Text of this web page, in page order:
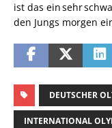
ist das ein sehr
den Jungs morgen
DEUTSCHER
INTERNATIONAL